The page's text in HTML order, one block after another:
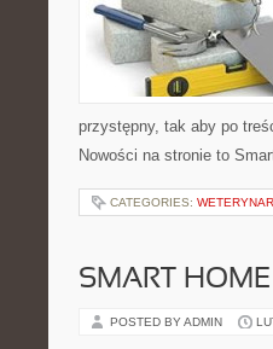
przystępny, tak aby po
Nowości na stronie to
CATEGORIES:
SMART
POSTED BY ADMIN